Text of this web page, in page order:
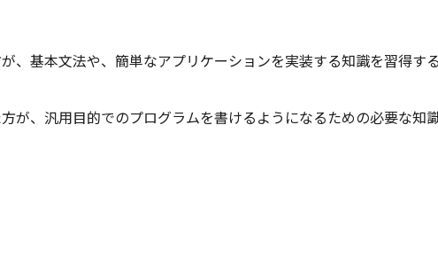
、基本文法や、簡単なアプリケーションを実装する知識を習得する
が、汎用目的でのプログラムを書けるようになるための必要な知